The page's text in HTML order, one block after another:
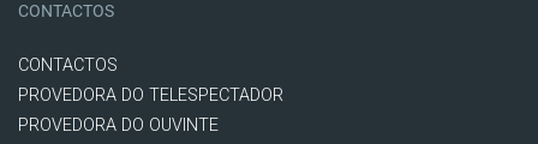
CONTACTOS
CONTACTOS
PROVEDORA DO TELESPECTADOR
PROVEDORA DO OUVINTE